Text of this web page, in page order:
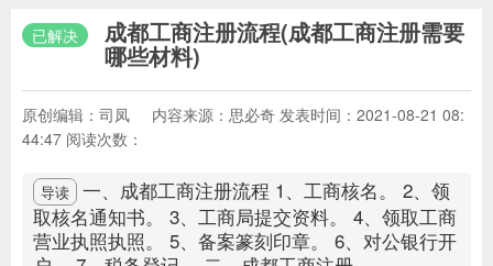
已解决 成都工商注册流程(成都工商注册需要
哪些材料)
原创编辑：司凤 内容来源：思必奇 发表时间：2021-08-21 08:
44:47 阅读次数：
导读
一、成都工商注册流程 1、工商核名。 2、领
取核名通知书。 3、工商局提交资料。 4、领取工商
营业执照执照。 5、备案篆刻印章。 6、对公银行开